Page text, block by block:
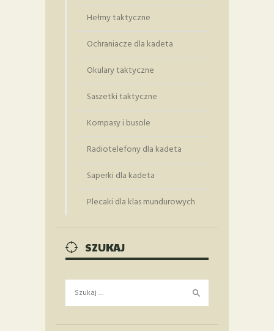
Hełmy taktyczne
Ochraniacze dla kadeta
Okulary taktyczne
Saszetki taktyczne
Kompasy i busole
Radiotelefony dla kadeta
Saperki dla kadeta
Plecaki dla klas mundurowych
SZUKAJ